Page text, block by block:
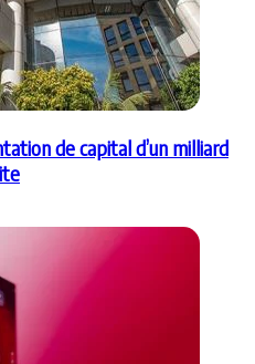
de capital d’un milliard